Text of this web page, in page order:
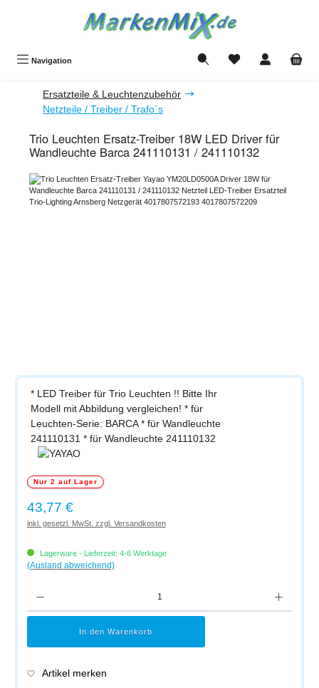
Navigation Du hast 0 Produkte
Ersatzteile & Leuchtenzubehör
Netzteile / Treiber / Trafo`s
Trio Leuchten Ersatz-Treiber 18W LED Driver für
Wandleuchte Barca 241110131 / 241110132
Bildergalerie überspringen
* LED Treiber für Trio Leuchten !! Bitte Ihr
Modell mit Abbildung vergleichen! * für
Leuchten-Serie: BARCA * für Wandleuchte
241110131 * für Wandleuchte 241110132
Nur 2 auf Lager
Regulärer Preis:
43,77 €
inkl. gesetzl. MwSt. zzgl. Versandkosten
Lagerware - Lieferzeit: 4-6 Werktage
(Ausland abweichend)
In den Warenkorb
Artikel merken